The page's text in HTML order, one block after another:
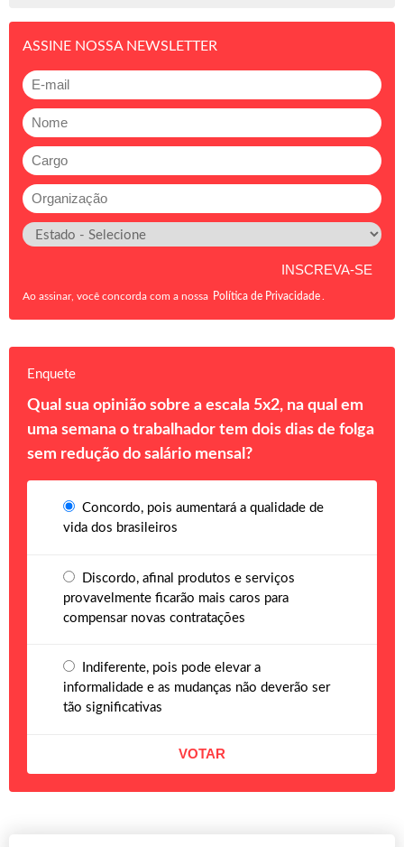
ASSINE NOSSA NEWSLETTER
Ao assinar, você concorda com a nossa Política de Privacidade
Enquete
Qual sua opinião sobre a escala 5x2, na qual em
uma semana o trabalhador tem dois dias de folga
sem redução do salário mensal?
Concordo, pois aumentará a qualidade de
vida dos brasileiros
Discordo, afinal produtos e serviços
provavelmente ficarão mais caros para
compensar novas contratações
Indiferente, pois pode elevar a
informalidade e as mudanças não deverão ser
tão significativas